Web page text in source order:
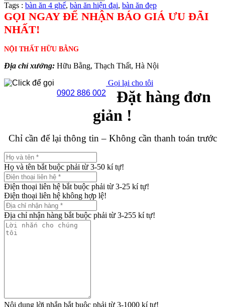
Tags : bàn ăn 4 ghế, bàn ăn hiện đại, bàn ăn đẹp
GỌI NGAY ĐỂ NHẬN BÁO GIÁ ƯU ĐÃI
NHẤT!
NỘI THẤT HỮU BẰNG
Địa chỉ xưởng: Hữu Bằng, Thạch Thất, Hà Nội
0902 886 002
Gọi lại cho tôi
Đặt hàng đơn
giản !
Chỉ cần để lại thông tin – Không cần thanh toán trước
Họ và tên bắt buộc phải từ 3-50 kí tự!
Điện thoại liên hệ bắt buộc phải từ 3-25 kí tự!
Điện thoại liên hệ không hợp lệ!
Địa chỉ nhận hàng bắt buộc phải từ 3-255 kí tự!
Nội dung lời nhắn bắt buộc phải từ 3-1000 kí tự!